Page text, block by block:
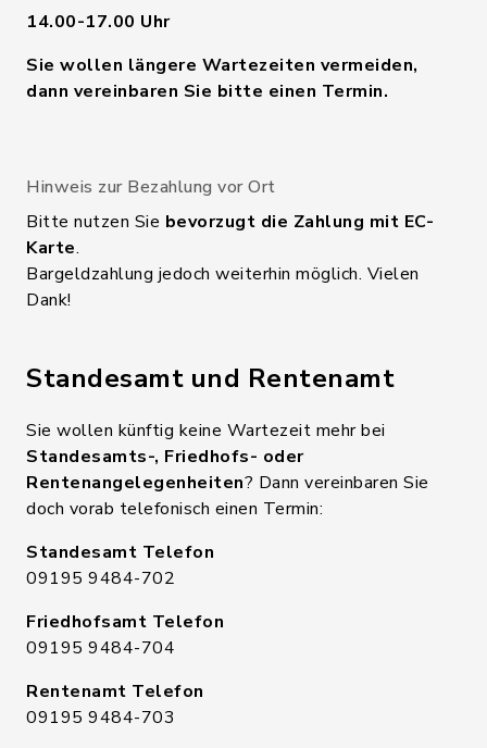
14.00-17.00 Uhr
Sie wollen längere Wartezeiten vermeiden,
dann vereinbaren Sie bitte einen Termin.
Hinweis zur Bezahlung vor Ort
Bitte nutzen Sie bevorzugt die Zahlung mit EC-
Karte.
Bargeldzahlung jedoch weiterhin möglich. Vielen
Dank!
Standesamt und Rentenamt
Sie wollen künftig keine Wartezeit mehr bei
Standesamts-, Friedhofs- oder
Rentenangelegenheiten? Dann vereinbaren Sie
doch vorab telefonisch einen Termin:
Standesamt Telefon
09195 9484-702
Friedhofsamt Telefon
09195 9484-704
Rentenamt Telefon
09195 9484-703